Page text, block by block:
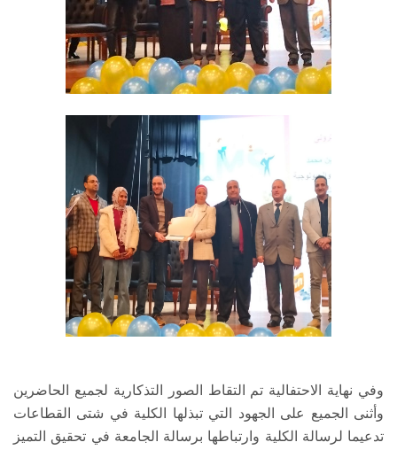
وفي نهاية الاحتفالية تم التقاط الصور التذكارية لجميع الحاضرين
وأثنى الجميع على الجهود التي تبذلها الكلية في شتى القطاعات
تدعيما لرسالة الكلية وارتباطها برسالة الجامعة في تحقيق التميز